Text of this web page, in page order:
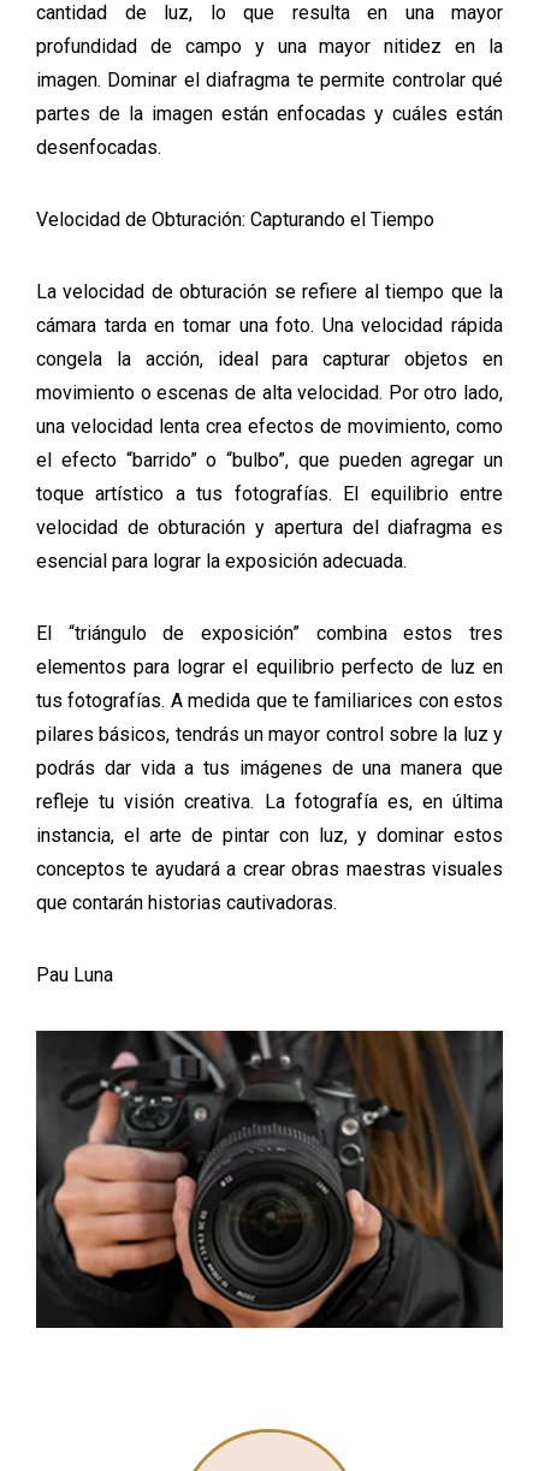
cantidad de luz, lo que resulta en una mayor
profundidad de campo y una mayor nitidez en la
imagen. Dominar el diafragma te permite controlar qué
partes de la imagen están enfocadas y cuáles están
desenfocadas.
Velocidad de Obturación: Capturando el Tiempo
La velocidad de obturación se refiere al tiempo que la
cámara tarda en tomar una foto. Una velocidad rápida
congela la acción, ideal para capturar objetos en
movimiento o escenas de alta velocidad. Por otro lado,
una velocidad lenta crea efectos de movimiento, como
el efecto “barrido” o “bulbo”, que pueden agregar un
toque artístico a tus fotografías. El equilibrio entre
velocidad de obturación y apertura del diafragma es
esencial para lograr la exposición adecuada.
El “triángulo de exposición” combina estos tres
elementos para lograr el equilibrio perfecto de luz en
tus fotografías. A medida que te familiarices con estos
pilares básicos, tendrás un mayor control sobre la luz y
podrás dar vida a tus imágenes de una manera que
refleje tu visión creativa. La fotografía es, en última
instancia, el arte de pintar con luz, y dominar estos
conceptos te ayudará a crear obras maestras visuales
que contarán historias cautivadoras.
Pau Luna